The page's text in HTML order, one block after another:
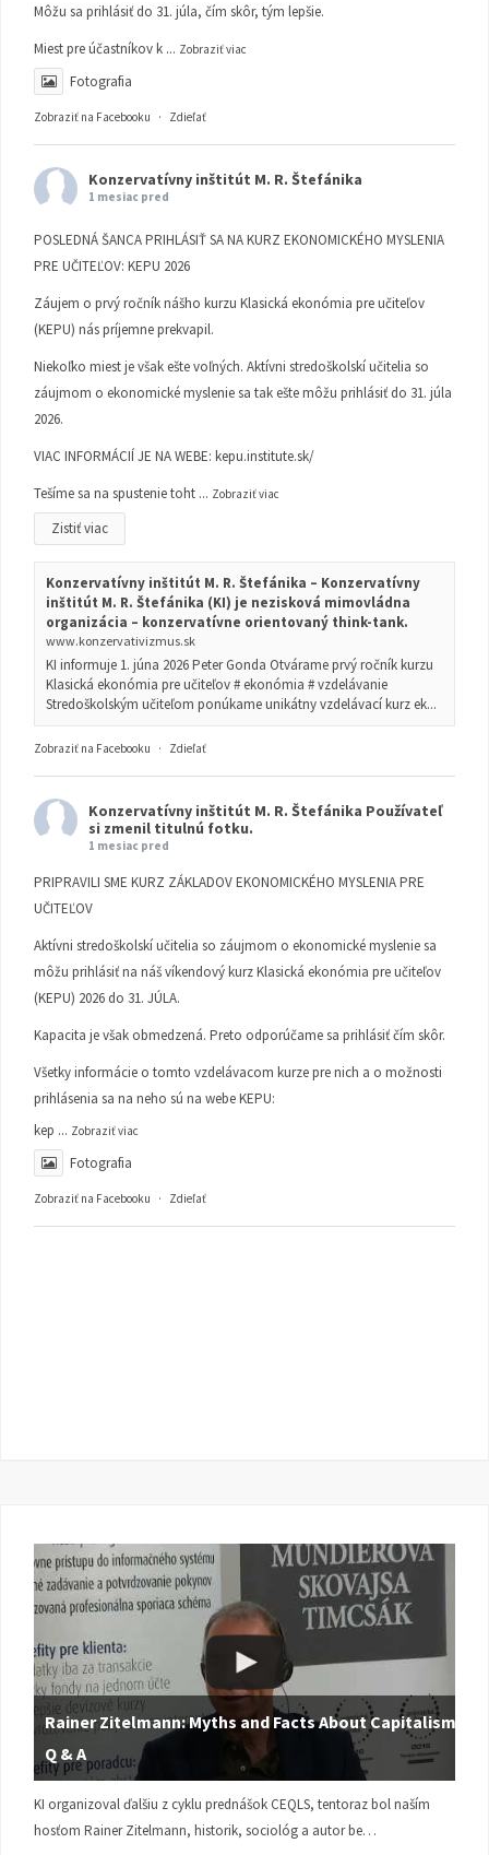
Môžu sa prihlásiť do 31. júla, čím skôr, tým lepšie.
Miest pre účastníkov k ... Zobraziť viac
Fotografia
Zobraziť na Facebooku · Zdieľať
Konzervatívny inštitút M. R. Štefánika
1 mesiac pred
POSLEDNÁ ŠANCA PRIHLÁSIŤ SA NA KURZ EKONOMICKÉHO MYSLENIA
PRE UČITEĽOV: KEPU 2026
Záujem o prvý ročník nášho kurzu Klasická ekonómia pre učiteľov
(KEPU) nás príjemne prekvapil.
Niekoľko miest je však ešte voľných. Aktívni stredoškolskí učitelia so
záujmom o ekonomické myslenie sa tak ešte môžu prihlásiť do 31. júla
2026.
VIAC INFORMÁCIÍ JE NA WEBE: kepu.institute.sk/
Tešíme sa na spustenie toht ... Zobraziť viac
Zistiť viac
Konzervatívny inštitút M. R. Štefánika – Konzervatívny
inštitút M. R. Štefánika (KI) je nezisková mimovládna
organizácia – konzervatívne orientovaný think-tank.
www.konzervativizmus.sk
KI informuje 1. júna 2026 Peter Gonda Otvárame prvý ročník kurzu
Klasická ekonómia pre učiteľov # ekonómia # vzdelávanie
Stredoškolským učiteľom ponúkame unikátny vzdelávací kurz ek...
Zobraziť na Facebooku · Zdieľať
Konzervatívny inštitút M. R. Štefánika Používateľ
si zmenil titulnú fotku.
1 mesiac pred
PRIPRAVILI SME KURZ ZÁKLADOV EKONOMICKÉHO MYSLENIA PRE
UČITEĽOV
Aktívni stredoškolskí učitelia so záujmom o ekonomické myslenie sa
môžu prihlásiť na náš víkendový kurz Klasická ekonómia pre učiteľov
(KEPU) 2026 do 31. JÚLA.
Kapacita je však obmedzená. Preto odporúčame sa prihlásiť čím skôr.
Všetky informácie o tomto vzdelávacom kurze pre nich a o možnosti
prihlásenia sa na neho sú na webe KEPU:
kep ... Zobraziť viac
Fotografia
Zobraziť na Facebooku · Zdieľať
Rainer Zitelmann: Myths and Facts About Capitalism |
Q & A
KI organizoval ďalšiu z cyklu prednášok CEQLS, tentoraz bol naším
hosťom Rainer Zitelmann, historik, sociológ a autor be…